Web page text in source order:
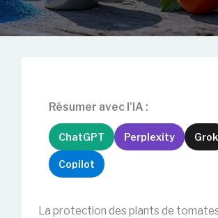
Résumer avec l'IA :
ChatGPT Perplexity Grok
Copilot
La protection des plants de